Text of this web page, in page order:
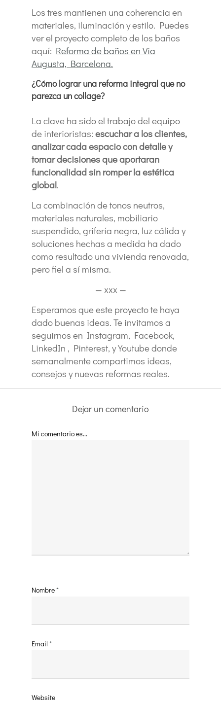
Los tres mantienen una coherencia en
materiales, iluminación y estilo. Puedes
ver el proyecto completo de los baños
aquí: Reforma de baños en Via
Augusta, Barcelona.
¿Cómo lograr una reforma integral que no
parezca un collage?
La clave ha sido el trabajo del equipo
de interioristas:escuchar a los clientes,
analizar cada espacio con detalle y
tomar decisiones que aportaran
funcionalidad sin romper la estética
global.
La combinación de tonos neutros,
materiales naturales, mobiliario
suspendido, grifería negra, luz cálida y
soluciones hechas a medida ha dado
como resultado una vivienda renovada,
pero fiel a sí misma.
— xxx —
Esperamos que este proyecto te haya
dado buenas ideas. Te invitamos a
seguirnos en Instagram, Facebook,
LinkedIn , Pinterest, y Youtube donde
semanalmente compartimos ideas,
consejos y nuevas reformas reales.
Dejar un comentario
Mi comentario es...
Nombre*
Email *
Website